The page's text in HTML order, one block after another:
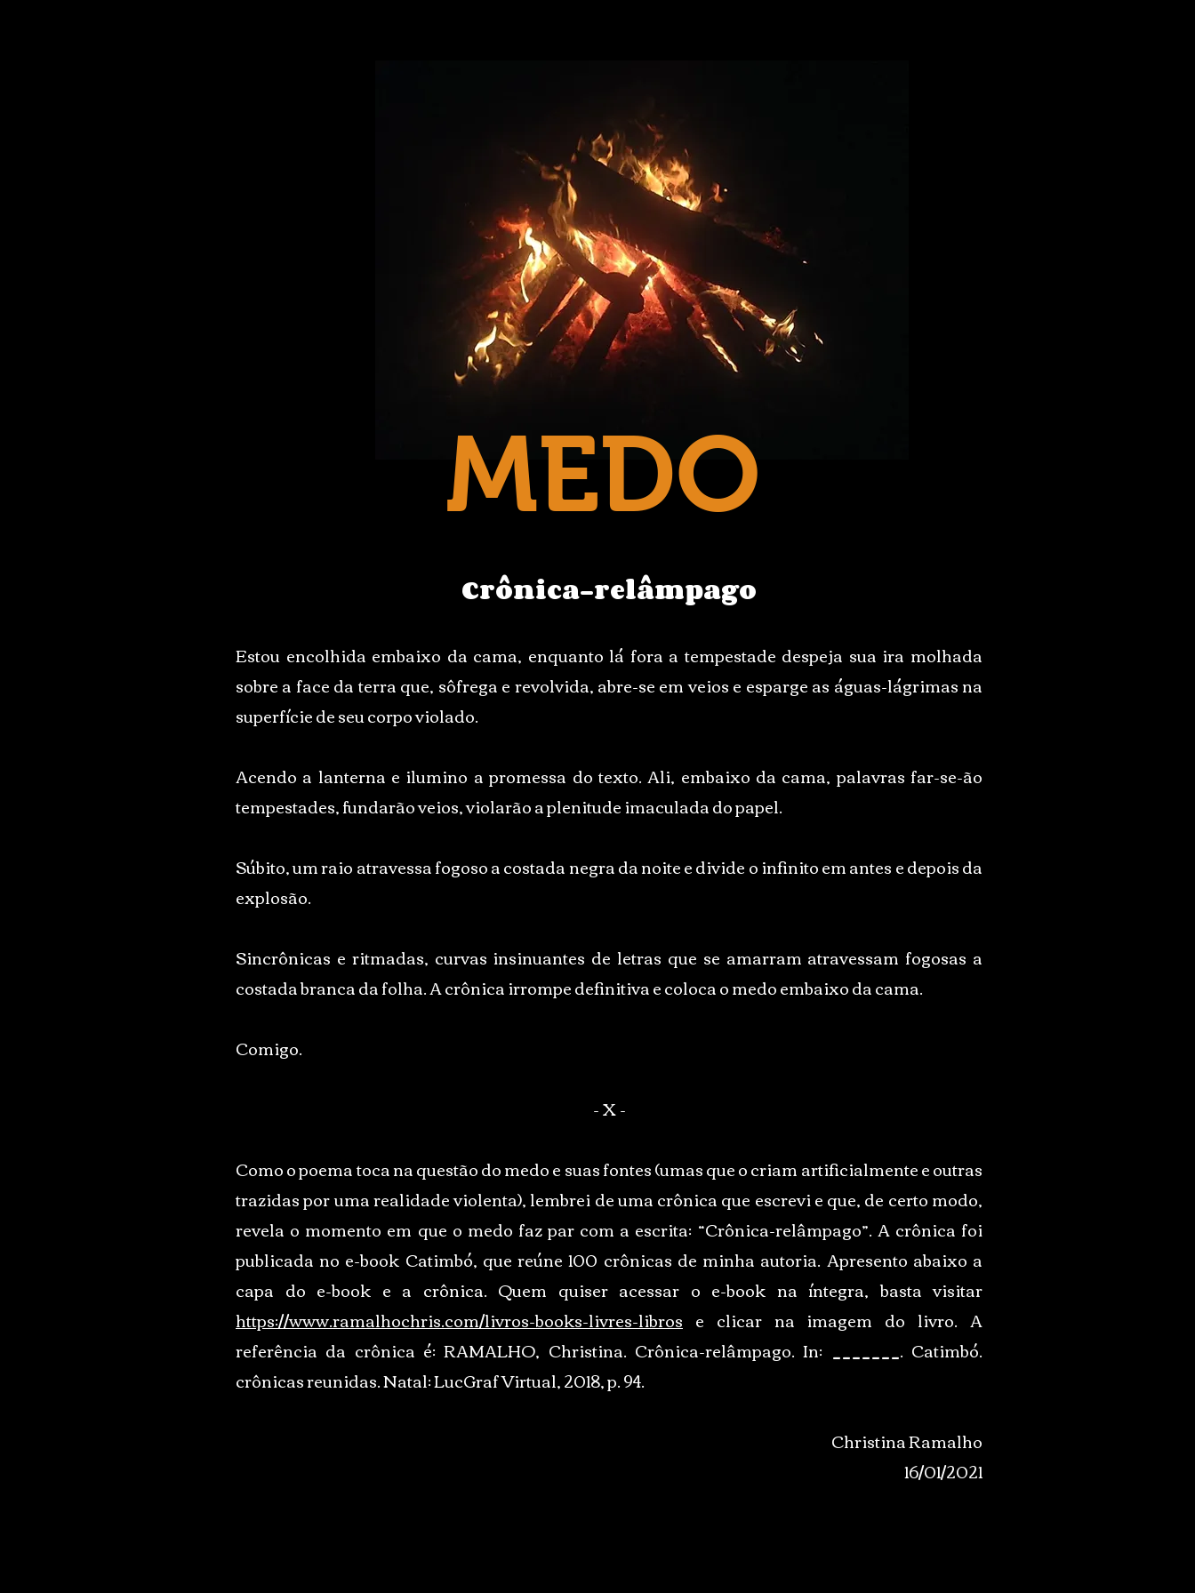
MEDO
Crônica-relâmpago
Estou encolhida embaixo da cama, enquanto lá fora a tempestade despeja sua ira molhada
sobre a face da terra que, sôfrega e revolvida, abre-se em veios e esparge as águas-lágrimas na
superfície de seu corpo violado.
Acendo a lanterna e ilumino a promessa do texto. Ali, embaixo da cama, palavras far-se-ão
tempestades, fundarão veios, violarão a plenitude imaculada do papel.
Súbito, um raio atravessa fogoso a costada negra da noite e divide o infinito em antes e depois da
explosão.
Sincrônicas e ritmadas, curvas insinuantes de letras que se amarram atravessam fogosas a
costada branca da folha. A crônica irrompe definitiva e coloca o medo embaixo da cama.
Comigo.
- X -
Como o poema toca na questão do medo e suas fontes (umas que o criam artificialmente e outras
trazidas por uma realidade violenta), lembrei de uma crônica que escrevi e que, de certo modo,
revela o momento em que o medo faz par com a escrita: “Crônica-relâmpago”. A crônica foi
publicada no e-book Catimbó, que reúne 100 crônicas de minha autoria. Apresento abaixo a
capa do e-book e a crônica. Quem quiser acessar o e-book na íntegra, basta visitar
https://www.ramalhochris.com/livros-books-livres-libros e clicar na imagem do livro. A
referência da crônica é: RAMALHO, Christina. Crônica-relâmpago. In: _______. Catimbó.
crônicas reunidas. Natal: LucGraf Virtual, 2018, p. 94.
Christina Ramalho
16/01/2021